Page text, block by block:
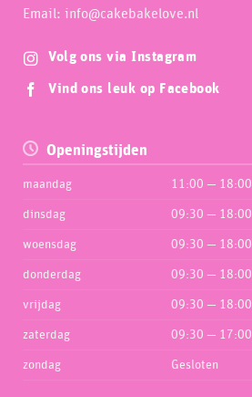
Email: info@cakebakelove.nl
Volg ons via Instagram
Vind ons leuk op Facebook
Openingstijden
maandag 11:00 — 18:00
dinsdag 09:30 — 18:00
woensdag 09:30 — 18:00
donderdag 09:30 — 18:00
vrijdag 09:30 — 18:00
zaterdag 09:30 — 17:00
zondag Gesloten